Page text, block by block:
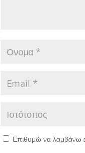
Επιθυμώ να λαμβάνω